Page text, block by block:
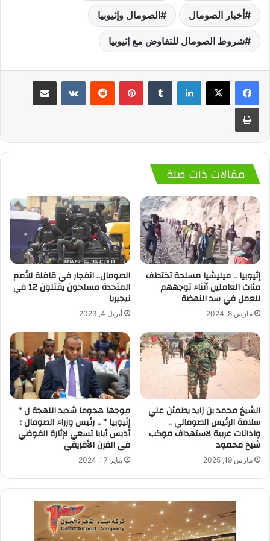
أخبار الصومال الصومال وإثيوبيا
شروط الصومال للتفاوض مع إثيوبيا
لينكدإن بينتيريست
مقالات ذات صلة
إثيوبيا .. ميليشيا مسلحة تختطف
مئات العاملين أثناء توجههم
للعمل في سد النهضة
مارس 8, 2024
الصومال.. انفجار في قافلة للأمم
المتحدة مسلحون يقتلون 12 في
نيجيريا
أبريل 4, 2023
الشيخ محمد بن زايد يطمئن علي
سلامة الرئيس الصومالي ..
وادانات عربية لاستهداف موكب
شيخ محمود
مارس 19, 2025
موجها هجوما شديد اللهجة ل ”
إثيوبيا ” .. رئيس وزراء الصومال :
أديس أبابا تسعي لإثارة الفوضي
في القرن الأفريقي
يناير 17, 2024